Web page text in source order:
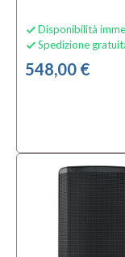
Accessori
per Aste
Microfoniche
(4)
MOSTRA
Condizione
Nuovo
 Disponibilità
 Spedizione
548,00 €